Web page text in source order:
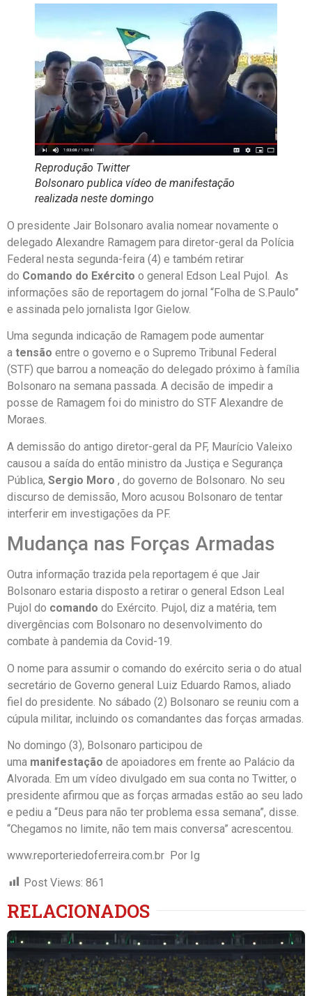
Reprodução Twitter
Bolsonaro publica vídeo de manifestação
realizada neste domingo
O presidente Jair Bolsonaro avalia nomear novamente o
delegado Alexandre Ramagem para diretor-geral da Polícia
Federal nesta segunda-feira (4) e também retirar
do Comando do Exército o general Edson Leal Pujol. As
informações são de reportagem do jornal “Folha de S.Paulo”
e assinada pelo jornalista Igor Gielow.
Uma segunda indicação de Ramagem pode aumentar
a tensão entre o governo e o Supremo Tribunal Federal
(STF) que barrou a nomeação do delegado próximo à família
Bolsonaro na semana passada. A decisão de impedir a
posse de Ramagem foi do ministro do STF Alexandre de
Moraes.
A demissão do antigo diretor-geral da PF, Maurício Valeixo
causou a saída do então ministro da Justiça e Segurança
Pública, Sergio Moro , do governo de Bolsonaro. No seu
discurso de demissão, Moro acusou Bolsonaro de tentar
interferir em investigações da PF.
Mudança nas Forças Armadas
Outra informação trazida pela reportagem é que Jair
Bolsonaro estaria disposto a retirar o general Edson Leal
Pujol do comando do Exército. Pujol, diz a matéria, tem
divergências com Bolsonaro no desenvolvimento do
combate à pandemia da Covid-19.
O nome para assumir o comando do exército seria o do atual
secretário de Governo general Luiz Eduardo Ramos, aliado
fiel do presidente. No sábado (2) Bolsonaro se reuniu com a
cúpula militar, incluindo os comandantes das forças armadas.
No domingo (3), Bolsonaro participou de
uma manifestação de apoiadores em frente ao Palácio da
Alvorada. Em um vídeo divulgado em sua conta no Twitter, o
presidente afirmou que as forças armadas estão ao seu lado
e pediu a “Deus para não ter problema essa semana”, disse.
“Chegamos no limite, não tem mais conversa” acrescentou.
www.reporteriedoferreira.com.br Por Ig
Post Views: 861
RELACIONADOS